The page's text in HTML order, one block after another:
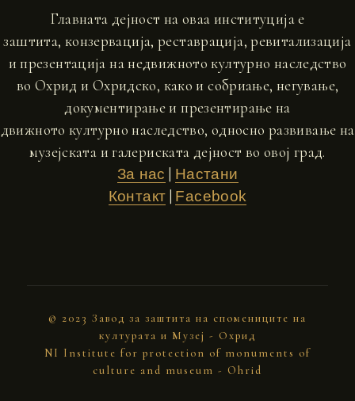
Главната дејност на оваа институција е
заштита, конзервација, реставрација, ревитализација
и презентација на недвижното културно наследство
во Охрид и Охридско, како и собриање, негување,
документирање и презентирање на
движното културно наследство, односно развивање на
музејската и галериската дејност во овој град.
За нас
Настани
Контакт
Facebook
© 2023 Завод за заштита на спомениците на
културата и Музеј - Охрид
NI Institute for protection of monuments of
culture and museum - Ohrid